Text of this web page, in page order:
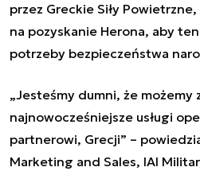
przez Greckie Siły
na pozyskanie Herona, aby ten
potrzeby bezpieczeństwa
„Jesteśmy dumni, że możemy
najnowocześniejsze usługi
partnerowi, Grecji” –
Marketing and Sales, IAI